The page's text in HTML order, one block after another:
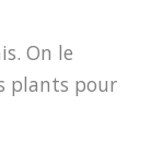
On le
plants pour